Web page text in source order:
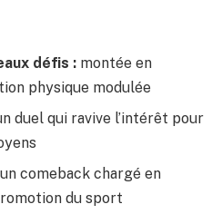
défis : montée en
physique modulée
duel qui ravive l’intérêt pour
un comeback chargé en
du sport